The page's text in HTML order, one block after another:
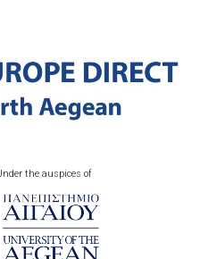
the auspices of